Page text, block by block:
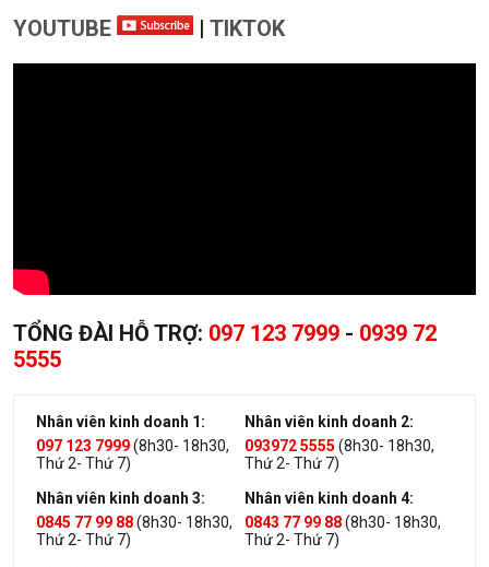
YOUTUBE | TIKTOK
TỔNG ĐÀI HỖ TRỢ: 097 123 7999 - 0939 72
5555
Nhân viên kinh doanh 1:
097 123 7999(8h30- 18h30,
Thứ 2- Thứ 7)
Nhân viên kinh doanh 2:
093972 5555 (8h30- 18h30,
Thứ 2- Thứ 7)
Nhân viên kinh doanh 3:
0845 77 99 88(8h30- 18h30,
Thứ 2- Thứ 7)
Nhân viên kinh doanh 4:
0843 77 99 88(8h30- 18h30,
Thứ 2- Thứ 7)